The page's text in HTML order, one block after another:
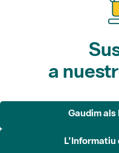
a
Gaudim
L'Informatiu